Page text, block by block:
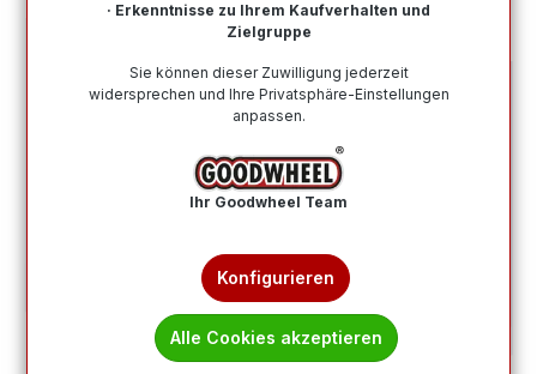
Bildergalerie überspringen
· Erkenntnisse zu Ihrem Kaufverhalten und
Zielgruppe
Sie können dieser Zuwilligung jederzeit
widersprechen und Ihre Privatsphäre-Einstellungen
anpassen.
Ihr Goodwheel Team
Konfigurieren
Alle Cookies akzeptieren